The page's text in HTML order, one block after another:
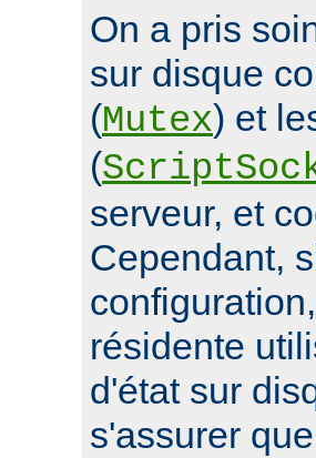
On a pris
sur disque
(Mutex) et
(
serveur, et
Cependant,
résidente
d'état sur
s'assurer